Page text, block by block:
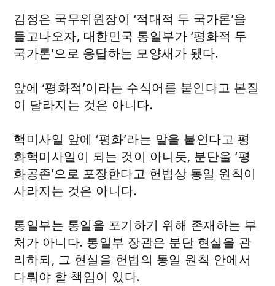
김정은 국무위원장이 ‘적대적 두 국가론’을
들고나오자, 대한민국 통일부가 ‘평화적 두
국가론’으로 응답하는 모양새가 됐다.
앞에 ‘평화적’이라는 수식어를 붙인다고 본질
이 달라지는 것은 아니다.
핵미사일 앞에 ‘평화’라는 말을 붙인다고 평
화핵미사일이 되는 것이 아니듯, 분단을 ‘평
화공존’으로 포장한다고 헌법상 통일 원칙이
사라지는 것은 아니다.
통일부는 통일을 포기하기 위해 존재하는 부
처가 아니다. 통일부 장관은 분단 현실을 관
리하되, 그 현실을 헌법의 통일 원칙 안에서
다뤄야 할 책임이 있다.